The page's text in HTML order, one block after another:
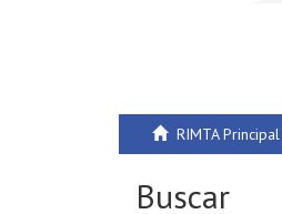
RIMTA Principal
Buscar